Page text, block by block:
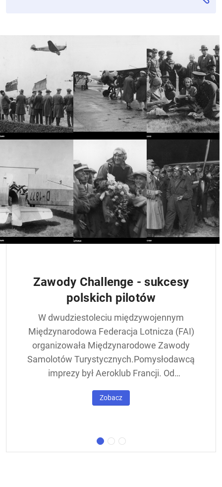
Zawody Challenge - sukcesy
polskich pilotów
W dwudziestoleciu międzywojennym
Międzynarodowa Federacja Lotnicza (FAI)
organizowała Międzynarodowe Zawody
Samolotów Turystycznych.Pomysłodawcą
imprezy był Aeroklub Francji. Od
de Tourisme – zawody nazywane były w
trasie znajdowała się m.in. Warszawa.
Zobacz